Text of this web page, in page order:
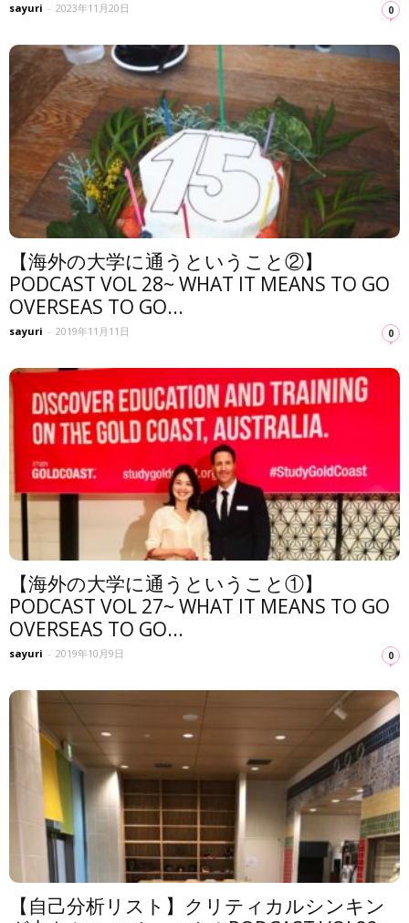
sayuri - 2023年11月20日 0
【海外の大学に通うということ②】
PODCAST VOL 28~ WHAT IT MEANS TO GO
OVERSEAS TO GO...
sayuri - 2019年11月11日 0
【海外の大学に通うということ①】
PODCAST VOL 27~ WHAT IT MEANS TO GO
OVERSEAS TO GO...
sayuri - 2019年10月9日 0
【自己分析リスト】クリティカルシンキン